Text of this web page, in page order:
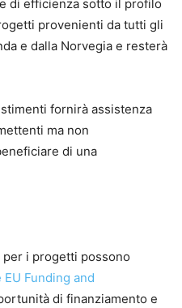
di efficienza sotto il profilo
provenienti da tutti gli
e dalla Norvegia e resterà
fornirà assistenza
ma non
di una
per i progetti possono
Funding and
di finanziamento e